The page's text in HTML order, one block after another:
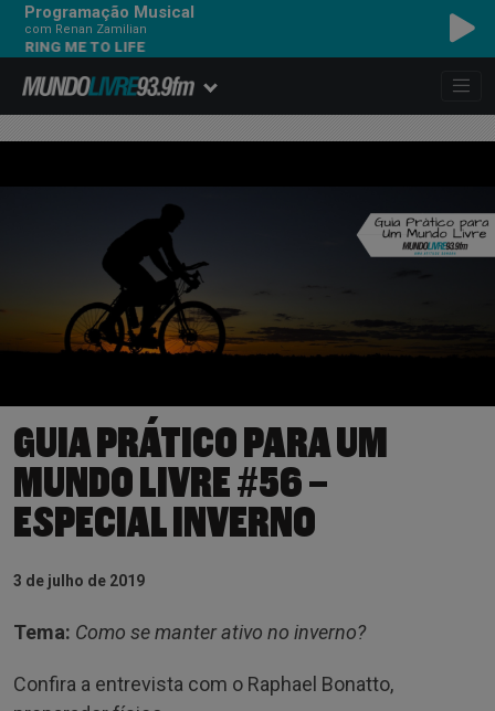
Programação Musical
com Renan Zamilian
ME TO LIFE
GUIA PRÁTICO PARA UM
MUNDO LIVRE #56 –
ESPECIAL INVERNO
3 de julho de 2019
Tema: Como se manter ativo no inverno?
Confira a entrevista com o Raphael Bonatto,